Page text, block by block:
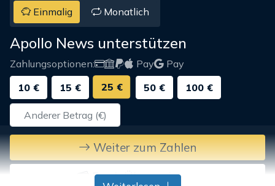
Einmalig Monatlich
Apollo News unterstützen
Zahlungsoptionen: Pay
Pay
10 €
15 € 25 € 50 € 100 €
Weiter zum Zahlen
Bank-Überweisung